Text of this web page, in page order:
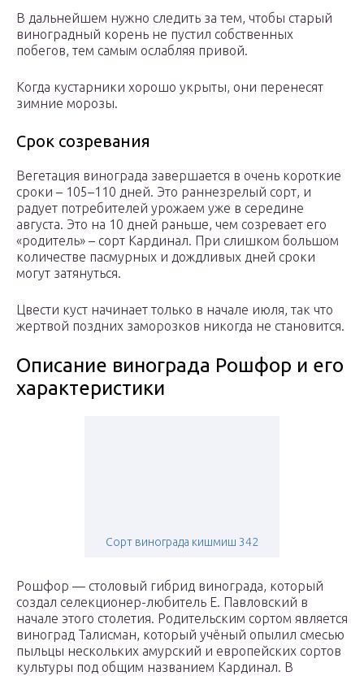
В дальнейшем нужно следить за тем, чтобы старый
виноградный корень не пустил собственных
побегов, тем самым ослабляя привой.
Когда кустарники хорошо укрыты, они перенесят
зимние морозы.
Срок созревания
Вегетация винограда завершается в очень короткие
сроки – 105–110 дней. Это раннезрелый сорт, и
радует потребителей урожаем уже в середине
августа. Это на 10 дней раньше, чем созревает его
«родитель» – сорт Кардинал. При слишком большом
количестве пасмурных и дождливых дней сроки
могут затянуться.
Цвести куст начинает только в начале июля, так что
жертвой поздних заморозков никогда не становится.
Описание винограда Рошфор и его
характеристики
Сорт винограда кишмиш 342
Рошфор — столовый гибрид винограда, который
создал селекционер-любитель Е. Павловский в
начале этого столетия. Родительским сортом является
виноград Талисман, который учёный опылил смесью
пыльцы нескольких амурский и европейских сортов
культуры под общим названием Кардинал. В